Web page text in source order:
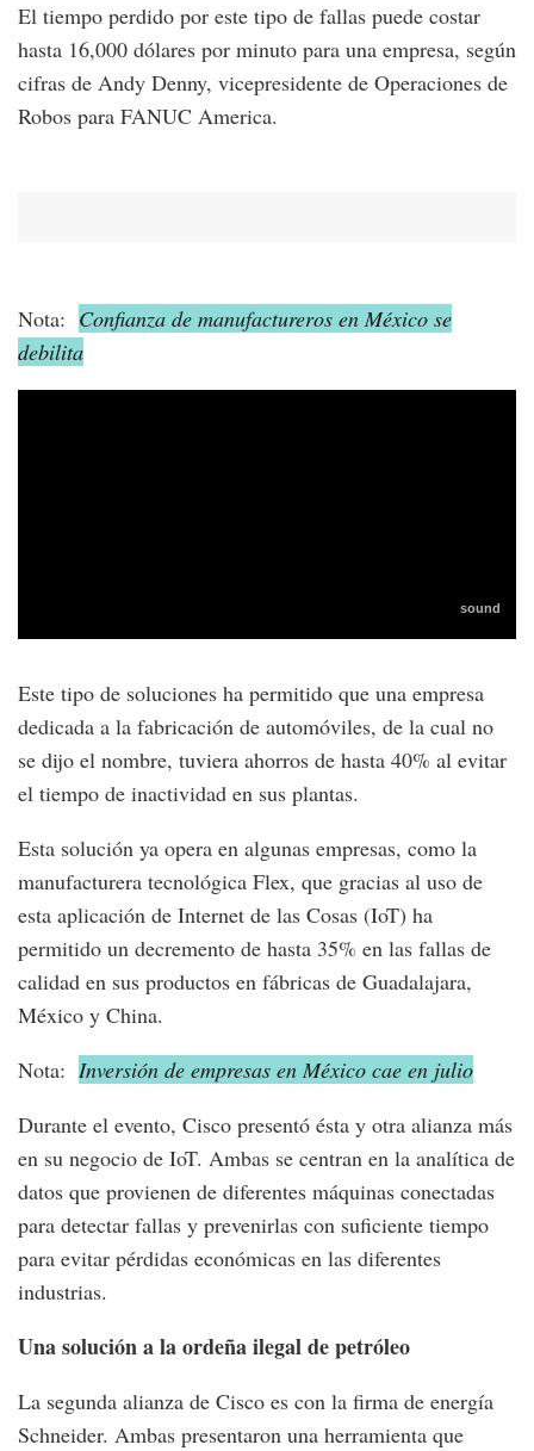
El tiempo perdido por este tipo de fallas puede costar
hasta 16,000 dólares por minuto para una empresa, según
cifras de Andy Denny, vicepresidente de Operaciones de
Robos para FANUC America.
Nota: Confianza de manufactureros en México se
debilita
Este tipo de soluciones ha permitido que una empresa
dedicada a la fabricación de automóviles, de la cual no
se dijo el nombre, tuviera ahorros de hasta 40% al evitar
el tiempo de inactividad en sus plantas.
Esta solución ya opera en algunas empresas, como la
manufacturera tecnológica Flex, que gracias al uso de
esta aplicación de Internet de las Cosas (IoT) ha
permitido un decremento de hasta 35% en las fallas de
calidad en sus productos en fábricas de Guadalajara,
México y China.
Nota: Inversión de empresas en México cae en julio
Durante el evento, Cisco presentó ésta y otra alianza más
en su negocio de IoT. Ambas se centran en la analítica de
datos que provienen de diferentes máquinas conectadas
para detectar fallas y prevenirlas con suficiente tiempo
para evitar pérdidas económicas en las diferentes
industrias.
Una solución a la ordeña ilegal de petróleo
La segunda alianza de Cisco es con la firma de energía
Schneider. Ambas presentaron una herramienta que